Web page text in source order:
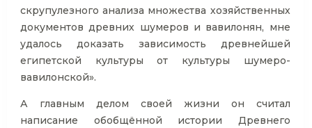
скрупулезного анализа множества хозяйственных
документов древних шумеров и вавилонян, мне
удалось доказать зависимость древнейшей
египетской культуры от культуры шумеро-
вавилонской».
А главным делом своей жизни он считал
написание обобщённой истории Древнего